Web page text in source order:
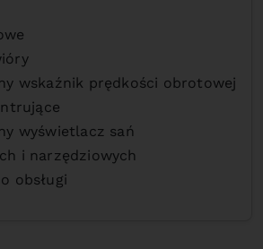
wskaźnik prędkości obrotowej
wyświetlacz sań
i narzędziowych
obsługi